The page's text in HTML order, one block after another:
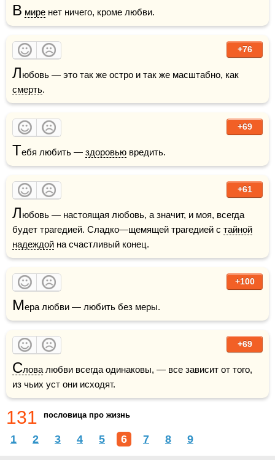
В мире нет ничего, кроме любви.
+76
Л
смерть.
+69
Тебя любить — здоровью вредить.
+61
Любовь — настоящая любовь, а значит, и моя, всегда
будет трагедией. Сладко—щемящей трагедией с тайной
надеждой на счастливый конец.
+100
Мера любви — любить без меры.
+69
Слова любви всегда одинаковы, — все зависит от того,
из чьих уст они исходят.
131 пословица про жизнь
1 2 3 4 5 6 7 8 9